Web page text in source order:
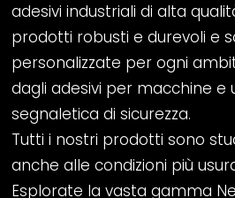
adesivi industriali di alta
prodotti robusti e durevoli e
personalizzate per ogni
dagli adesivi per macchine e
segnaletica di sicurezza.
Tutti i nostri prodotti sono
anche alle condizioni più
Esplorate la vasta gamma